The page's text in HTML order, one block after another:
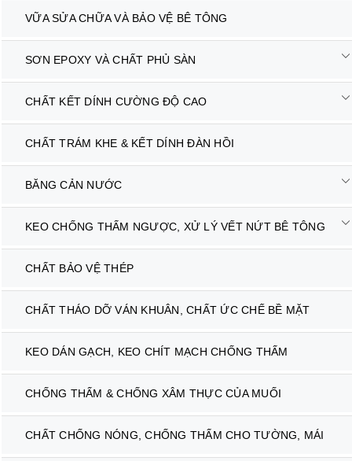
VỮA SỬA CHỮA VÀ BẢO VỆ BÊ TÔNG
SƠN EPOXY VÀ CHẤT PHỦ SÀN
CHẤT KẾT DÍNH CƯỜNG ĐỘ CAO
CHẤT TRÁM KHE & KẾT DÍNH ĐÀN HỒI
BĂNG CẢN NƯỚC
KEO CHỐNG THẤM NGƯỢC, XỬ LÝ VẾT NỨT BÊ TÔNG
CHẤT BẢO VỆ THÉP
CHẤT THÁO DỠ VÁN KHUÂN, CHẤT ỨC CHẾ BỀ MẶT
KEO DÁN GẠCH, KEO CHÍT MẠCH CHỐNG THẤM
CHỐNG THẤM & CHỐNG XÂM THỰC CỦA MUỐI
CHẤT CHỐNG NÓNG, CHỐNG THẤM CHO TƯỜNG, MÁI